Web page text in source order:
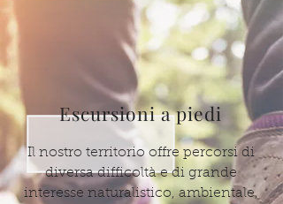
Escursioni a piedi
Il nostro territorio offre percorsi di
diversa difficoltà e di grande
interesse naturalistico, ambientale,